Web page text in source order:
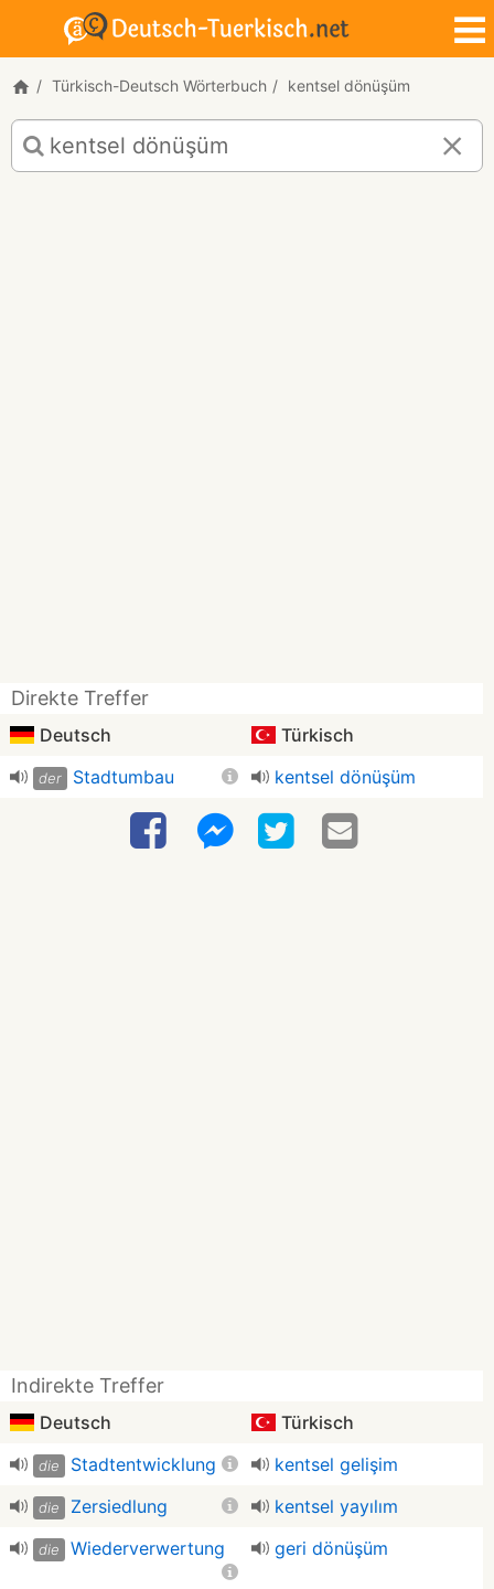
Türkisch-Deutsch Wörterbuch kentsel dönüşüm
Türkisch-
Deutsch
Übersetzung
Direkte Treffer
Deutsch Türkisch
der Stadtumbau kentsel dönüşüm
Indirekte Treffer
Deutsch Türkisch
die Stadtentwicklung kentsel gelişim
die Zersiedlung kentsel yayılım
die Wiederverwertung geri dönüşüm